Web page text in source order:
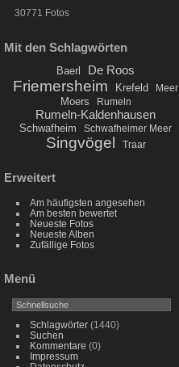
30771 Fotos
Mit den Schlagwörten
Baerl De Roos
Friemersheim Krefeld Meer
Moers Rumeln
Rumeln-Kaldenhausen
Schwafheim Schwafheimer Meer
Singvögel Traar
Erweitert
Am häufigsten angesehen
Am besten bewertet
Neueste Fotos
Neueste Alben
Zufällige Fotos
Menü
Schlagwörter(1440)
Suchen
Kommentare (0)
Impressum